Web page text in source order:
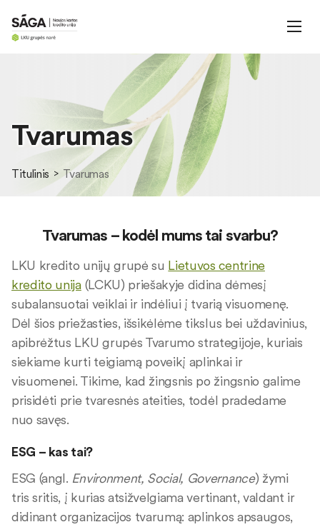
Tvarumas
Titulinis Tvarumas
Tvarumas – kodėl mums tai svarbu?
LKU kredito unijų grupė su Lietuvos centrine
kredito unija(LCKU) priešakyje didina dėmesį
subalansuotai veiklai ir indėliui į tvarią visuomenę.
Dėl šios priežasties, išsikėlėme tikslus bei uždavinius,
apibrėžtus LKU grupės Tvarumo strategijoje, kuriais
siekiame kurti teigiamą poveikį aplinkai ir
visuomenei. Tikime, kad žingsnis po žingsnio galime
prisidėti prie tvaresnės ateities, todėl pradedame
nuo savęs.
ESG – kas tai?
ESG (angl. Environment, Social, Governance) žymi
tris sritis, į kurias atsižvelgiama vertinant, valdant ir
didinant organizacijos tvarumą: aplinkos apsaugos,